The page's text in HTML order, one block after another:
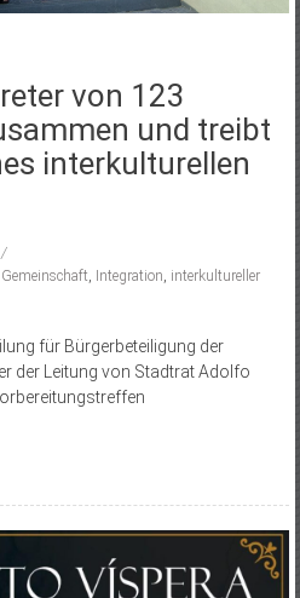
von 123
und treibt
interkulturellen
Gemeinschaft, Integration, interkultureller
für Bürgerbeteiligung der
der Leitung von Stadtrat Adolfo